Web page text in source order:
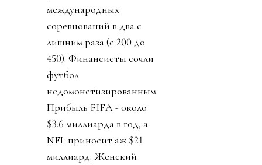
международных
соревнований в два с
лишним раза (с 200 до
450). Финансисты сочли
футбол
недомонетизированным.
Прибыль FIFA - около
$3.6 миллиарда в год, а
NFL приносит аж $21
миллиард. Женский